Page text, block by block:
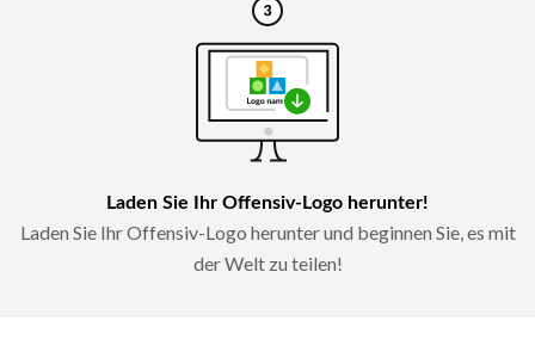
Laden Sie Ihr Offensiv-Logo herunter!
Laden Sie Ihr Offensiv-Logo herunter und beginnen Sie, es mit
der Welt zu teilen!